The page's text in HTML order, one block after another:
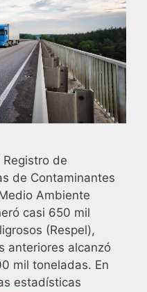
de
de Contaminantes
Ambiente
casi 650 mil
(Respel),
anteriores alcanzó
mil toneladas. En
estadísticas